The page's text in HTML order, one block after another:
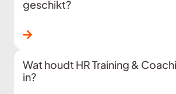
geschikt?
Lees verder
Wat houdt HR Training &
in?